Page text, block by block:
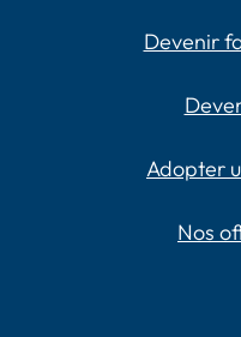
Devenir
Adopter
Nos